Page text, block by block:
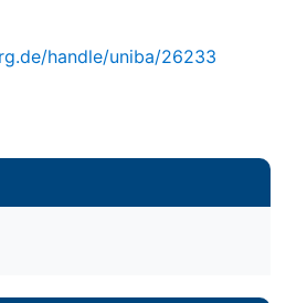
handle/uniba/26233